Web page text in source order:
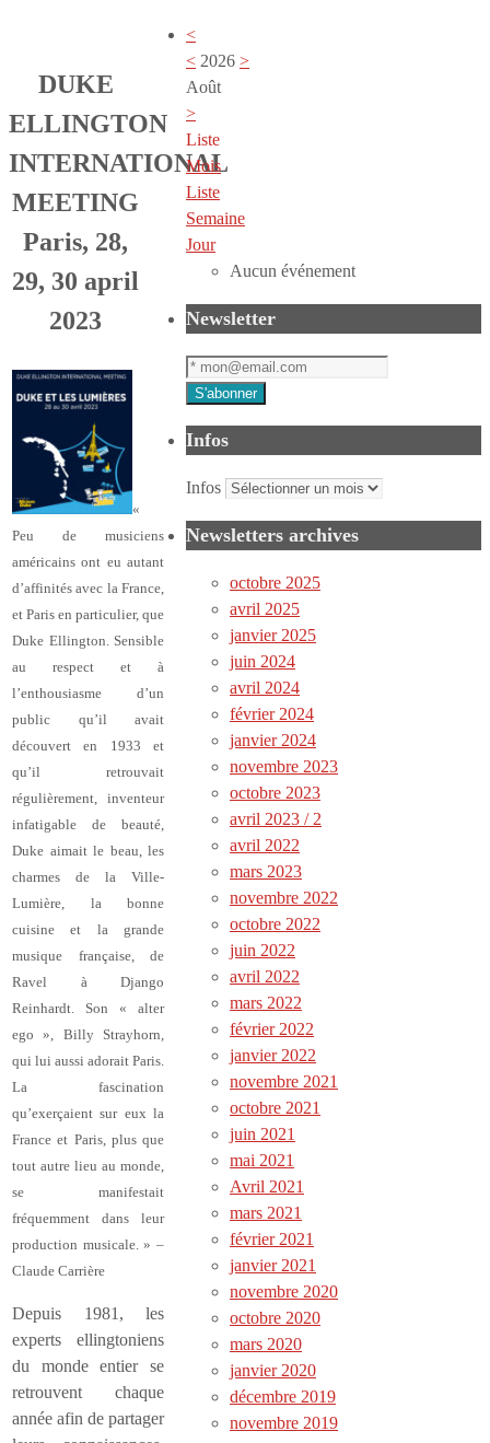
DUKE
ELLINGTON
INTERNATIONAL
MEETING
Paris, 28,
29, 30 april
2023
«
Peu de musiciens
américains ont eu autant
d’affinités avec la France,
et Paris en particulier, que
Duke Ellington. Sensible
au respect et à
l’enthousiasme d’un
public qu’il avait
découvert en 1933 et
qu’il retrouvait
régulièrement, inventeur
infatigable de beauté,
Duke aimait le beau, les
charmes de la Ville-
Lumière, la bonne
cuisine et la grande
musique française, de
Ravel à Django
Reinhardt. Son « alter
ego », Billy Strayhorn,
qui lui aussi adorait Paris.
La fascination
qu’exerçaient sur eux la
France et Paris, plus que
tout autre lieu au monde,
se manifestait
fréquemment dans leur
production musicale. » –
Claude Carrière
Depuis 1981, les
experts ellingtoniens
du monde entier se
retrouvent chaque
année afin de partager
<
< 2026 >
Août
>
Liste
Mois
Liste
Semaine
Jour
Aucun événement
Newsletter
Infos
Infos
Newsletters archives
octobre 2025
avril 2025
janvier 2025
juin 2024
avril 2024
février 2024
janvier 2024
novembre 2023
octobre 2023
avril 2023 / 2
avril 2022
mars 2023
novembre 2022
octobre 2022
juin 2022
avril 2022
mars 2022
février 2022
janvier 2022
novembre 2021
octobre 2021
juin 2021
mai 2021
Avril 2021
mars 2021
février 2021
janvier 2021
novembre 2020
octobre 2020
mars 2020
janvier 2020
décembre 2019
novembre 2019